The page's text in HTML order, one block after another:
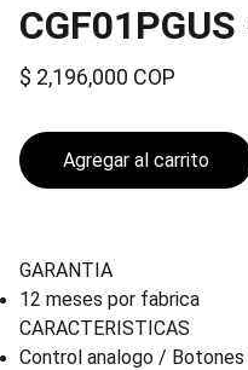
$ 2,196,000 COP
Agregar al carrito
GARANTIA
12 meses por fabrica
CARACTERISTICAS
Control analogo / Botones